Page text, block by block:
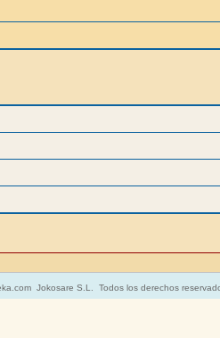
Jokosare S.L. Todos los derechos